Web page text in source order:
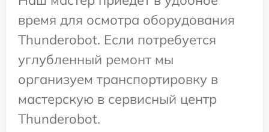
время для осмотра оборудования
Thunderobot. Если потребуется
углубленный ремонт мы
организуем транспортировку в
мастерскую в сервисный центр
Thunderobot.